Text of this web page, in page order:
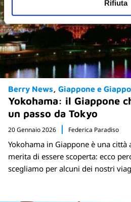
Rifiuta
Berry News Giappone e
Yokohama: il Giappone
un passo da Tokyo
20 Gennaio 2026 Federica Paradiso
Yokohama in Giappone è una città
merita di essere scoperta: ecco
scegliamo per alcuni dei nostri